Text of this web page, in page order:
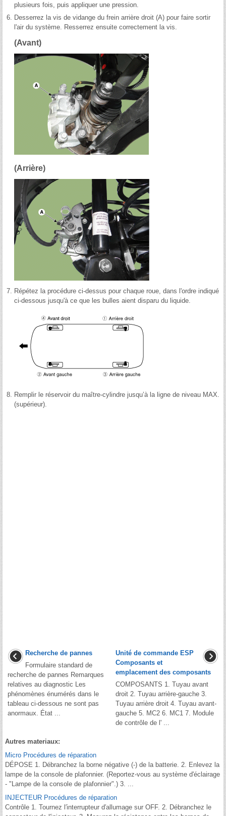
plusieurs fois, puis appliquer une pression.
6. Desserrez la vis de vidange du frein arrière droit (A) pour faire sortir
l'air du système. Resserrez ensuite correctement la vis.
(Avant)
(Arrière)
7. Répétez la procédure ci-dessus pour chaque roue, dans l'ordre indiqué
ci-dessous jusqu'à ce que les bulles aient disparu du liquide.
8. Remplir le réservoir du maître-cylindre jusqu’à la ligne de niveau MAX.
(supérieur).
Recherche de pannes
Formulaire standard de
recherche de pannes Remarques
relatives au diagnostic Les
phénomènes énumérés dans le
tableau ci-dessous ne sont pas
anormaux. État ...
Unité de commande ESP
Composants et
emplacement des composants
COMPOSANTS 1. Tuyau avant
droit 2. Tuyau arrière-gauche 3.
Tuyau arrière droit 4. Tuyau avant-
gauche 5. MC2 6. MC1 7. Module
de contrôle de l' ...
Autres materiaux:
Micro Procédures de réparation
DÉPOSE 1. Débranchez la borne négative (-) de la batterie. 2. Enlevez la
lampe de la console de plafonnier. (Reportez-vous au système d'éclairage
- "Lampe de la console de plafonnier".) 3. ...
INJECTEUR Procédures de réparation
Contrôle 1. Tournez l′interrupteur d′allumage sur OFF. 2. Débranchez le